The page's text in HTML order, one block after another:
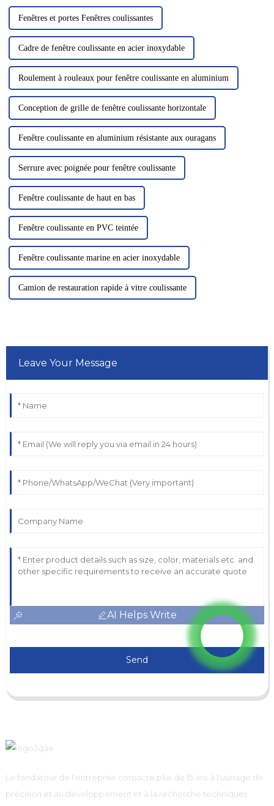
Fenêtres et portes Fenêtres coulissantes
Cadre de fenêtre coulissante en acier inoxydable
Roulement à rouleaux pour fenêtre coulissante en aluminium
Conception de grille de fenêtre coulissante horizontale
Fenêtre coulissante en aluminium résistante aux ouragans
Serrure avec poignée pour fenêtre coulissante
Fenêtre coulissante de haut en bas
Fenêtre coulissante en PVC teintée
Fenêtre coulissante marine en acier inoxydable
Camion de restauration rapide à vitre coulissante
Leave Your Message
AI Helps Write
Send
Le fondateur de l'entreprise consacre plus de 15 ans à l'usinage de
précision et au développement et à la recherche techniques